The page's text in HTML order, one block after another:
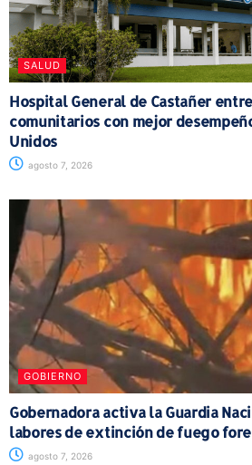
SALUD
Hospital General de Castañer
comunitarios con mejor
Unidos
agosto 7, 2026
GOBIERNO
Gobernadora activa la Guardia
labores de extinción de fuego
agosto 7, 2026